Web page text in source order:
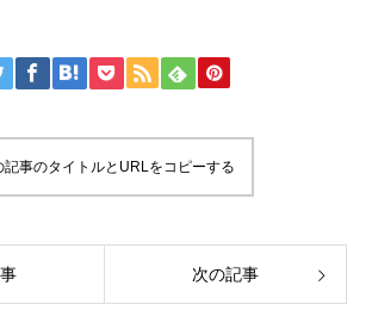
記事のタイトルとURLをコピーする
次の記事